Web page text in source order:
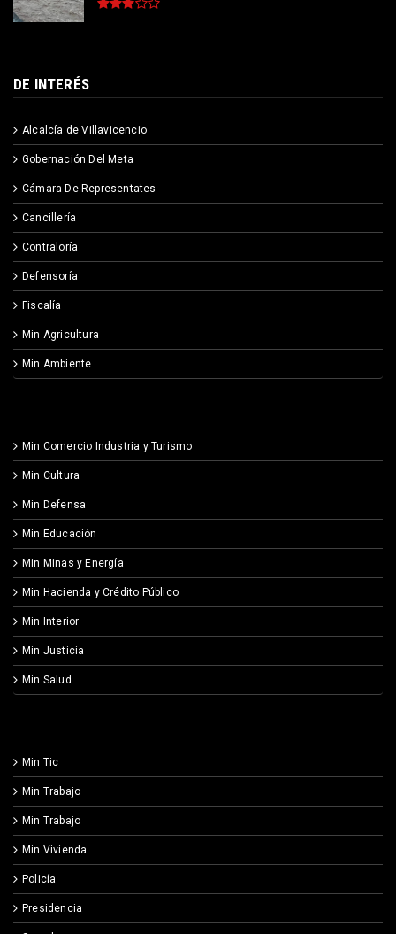
DE INTERÉS
Alcalcía de Villavicencio
Gobernación Del Meta
Cámara De Representates
Cancillería
Contraloría
Defensoría
Fiscalía
Min Agricultura
Min Ambiente
Min Comercio Industria y Turismo
Min Cultura
Min Defensa
Min Educación
Min Minas y Energía
Min Hacienda y Crédito Público
Min Interior
Min Justicia
Min Salud
Min Tic
Min Trabajo
Min Trabajo
Min Vivienda
Policía
Presidencia